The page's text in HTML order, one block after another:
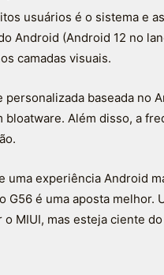
usuários é o sistema e
Android (Android 12 no
camadas visuais.
personalizada baseada no
bloatware. Além disso, a
uma experiência Android
G56 é uma aposta
MIUI, mas esteja ciente